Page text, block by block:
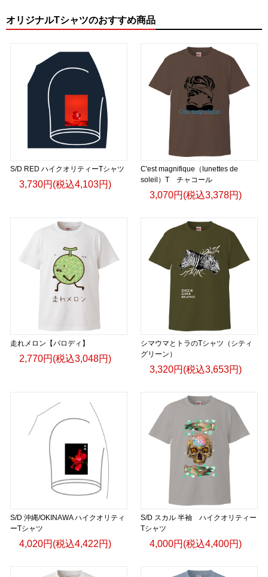
オリジナルTシャツのおすすめ商品
S/D RED ハイクオリティーTシャツ
3,730円(税込4,103円)
C'est magnifique（lunettes de
soleil）T チャコール
3,070円(税込3,378円)
走れメロン【パロディ】
2,770円(税込3,048円)
シマウマとトラのTシャツ（シティ
グリーン）
3,320円(税込3,653円)
S/D 沖縄/OKINAWA ハイクオリティ
ーTシャツ
4,020円(税込4,422円)
S/D スカル 半袖 ハイクオリティー
Tシャツ
4,000円(税込4,400円)